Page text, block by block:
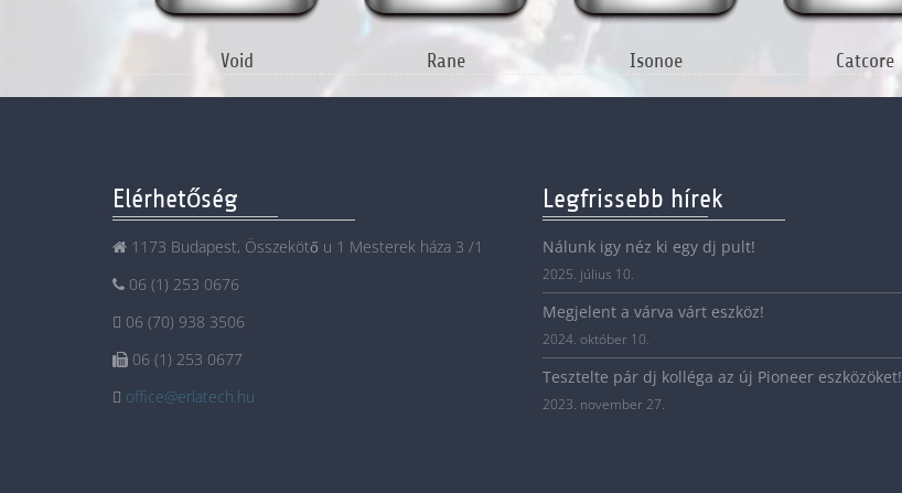
Void Rane Isonoe Catcore
Elérhetőség
1173 Budapest, Összekötő u 1 Mesterek háza 3 /1
06 (1) 253 0676
06 (70) 938 3506
06 (1) 253 0677
office@erlatech.hu
Legfrissebb hírek
Nálunk igy néz ki egy dj pult!
2025. július 10.
Megjelent a várva várt eszköz!
2024. október 10.
Tesztelte pár dj kolléga az új Pioneer eszközöket!
2023. november 27.